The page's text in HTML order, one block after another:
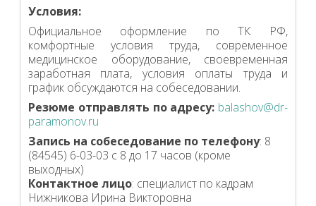
Условия:
Официальное оформление по ТК РФ,
комфортные условия труда, современное
медицинское оборудование, своевременная
заработная плата, условия оплаты труда и
график обсуждаются на собеседовании.
Резюме отправлять по адресу: balashov@dr-
paramonov.ru
Запись на собеседование по телефону: 8
(84545) 6-03-03 с 8 до 17 часов (кроме
выходных)
Контактное лицо: специалист по кадрам
Нижникова Ирина Викторовна